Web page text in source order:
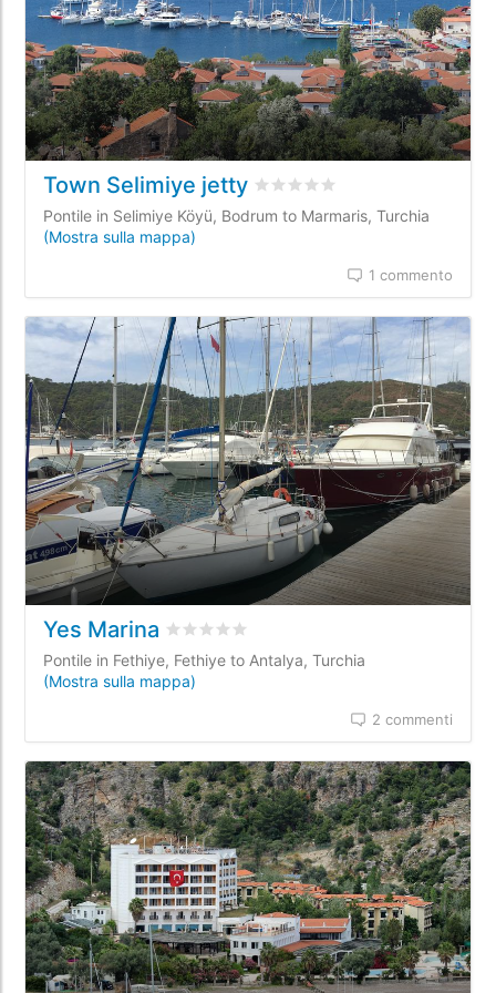
Town Selimiye jetty Valutato0
Pontile in Selimiye Köyü, Bodrum to Marmaris, Turchia
(Mostra sulla mappa)
1 commento
Yes Marina Valutato0
Pontile in Fethiye, Fethiye to Antalya, Turchia
(Mostra sulla mappa)
2 commenti